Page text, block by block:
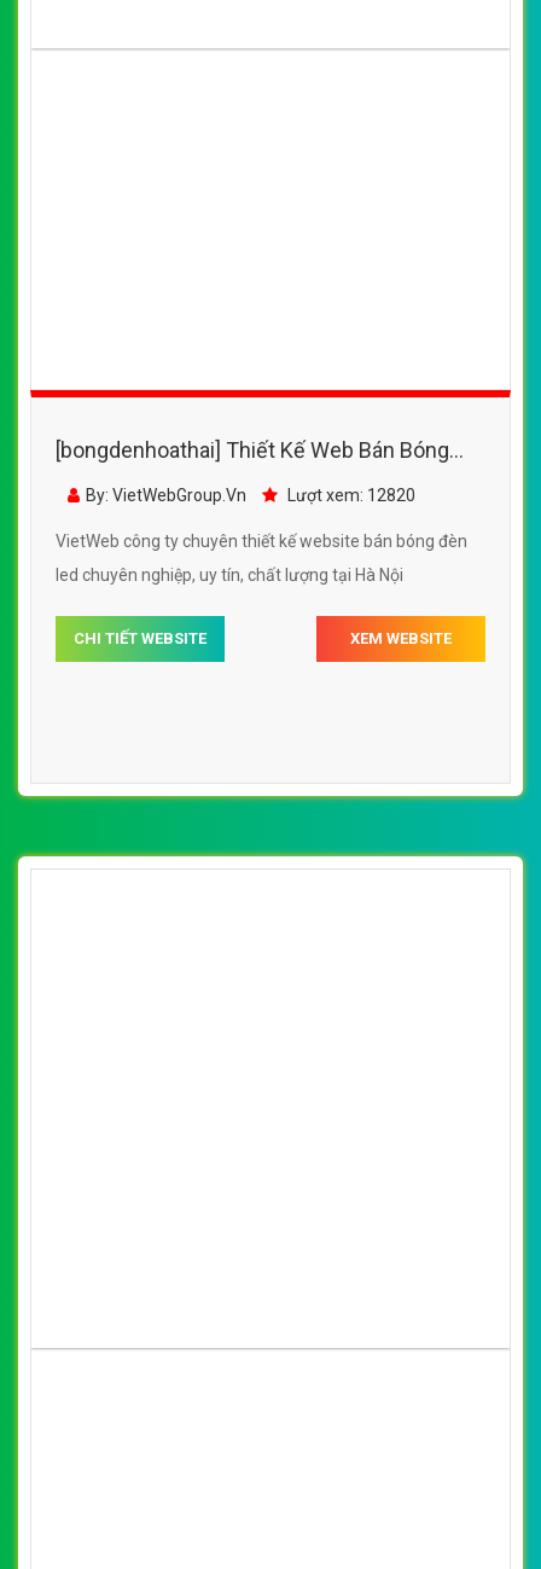
[bongdenhoathai] Thiết Kế Web Bán Bóng
Đèn Led Potech đẹp, chuyên nghiệp chuẩn
By: VietWebGroup.Vn Lượt xem: 12820
VietWeb công ty chuyên thiết kế website bán bóng đèn
led chuyên nghiệp, uy tín, chất lượng tại Hà Nội
CHI TIẾT WEBSITE XEM WEBSITE